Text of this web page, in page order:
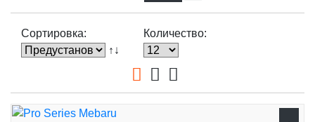
Сортировка:
↑↓
Количество: